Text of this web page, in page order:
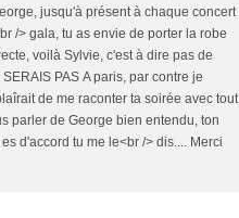
jusqu'à présent à chaque concert
/> gala, tu as envie de porter la robe
voilà Sylvie, c'est à dire pas de
PAS A paris, par contre je
de me raconter ta soirée avec tout
parler de George bien entendu, ton
d'accord tu me le<br /> dis.... Merci